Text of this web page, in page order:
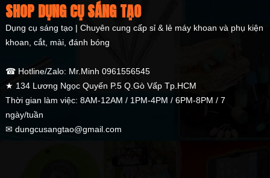
SHOP DỤNG CỤ SÁNG TẠO
Dụng cụ sáng tạo | Chuyên cung cấp sỉ & lẻ máy khoan và phụ kiện
khoan, cắt, mài, đánh bóng
☎ Hotline/Zalo: Mr.Minh 0961556545
★ 134 Lương Ngọc Quyến P.5 Q.Gò Vấp Tp.HCM
Thời gian làm việc: 8AM-12AM / 1PM-4PM / 6PM-8PM / 7
ngày/tuần
✉ dungcusangtao@gmail.com